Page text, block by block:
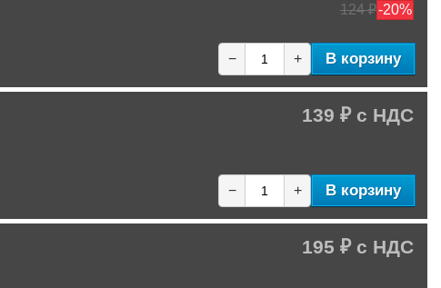
124 ₽-20%
− + В корзину
139 ₽
− + В корзину
195 ₽